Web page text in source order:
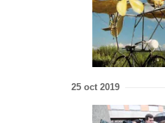
25 oct 2019